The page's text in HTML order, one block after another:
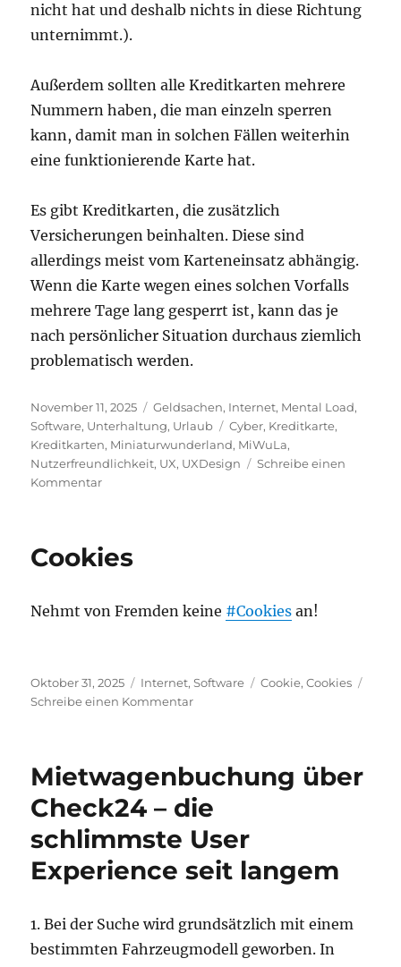
nicht hat und deshalb nichts in diese Richtung
unternimmt.).
Außerdem sollten alle Kreditkarten mehrere
Nummern haben, die man einzeln sperren
kann, damit man in solchen Fällen weiterhin
eine funktionierende Karte hat.
Es gibt Kreditkarten, die zusätzlich
Versicherungen beinhalten. Diese sind
allerdings meist vom Karteneinsatz abhängig.
Wenn die Karte wegen eines solchen Vorfalls
mehrere Tage lang gesperrt ist, kann das je
nach persönlicher Situation durchaus ziemlich
problematisch werden.
Veröffentlicht
am
November 11, 2025 Kategorien
Geldsachen, Internet, Mental Load,
Software, Unterhaltung, Urlaub Schlagwörter
Cyber, Kreditkarte,
Kreditkarten, Miniaturwunderland, MiWuLa,
Nutzerfreundlichkeit, UX, UXDesign
Schreibe einen
Kommentarzu
Kreditkartendaten
wurden
Cookies
Nehmt von Fremden keine #Cookies an!
Veröffentlicht
am
Oktober 31, 2025 Kategorien
Internet,Software Schlagwörter
Cookie,Cookies
Schreibe einen Kommentarzu
Mietwagenbuchung über
Check24 – die
schlimmste User
Experience seit langem
1. Bei der Suche wird grundsätzlich mit einem
bestimmten Fahrzeugmodell geworben. In